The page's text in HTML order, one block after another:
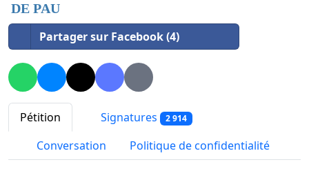
DE PAU
Partager sur Facebook (4)
Pétition Signatures 2 914
Conversation Politique de confidentialité